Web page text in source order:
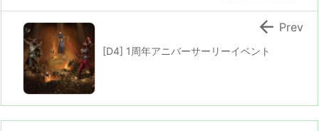
[D4] 1周年アニバーサーリーイベント
 Prev